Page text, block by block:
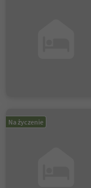
Na życzenie